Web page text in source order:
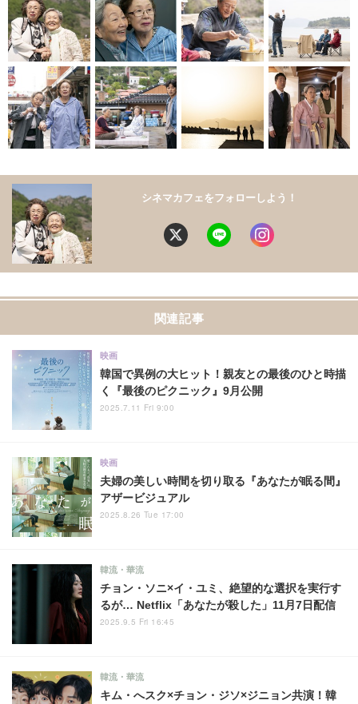
シネマカフェをフォローしよう！
関連記事
韓国で異例の大ヒット！親友との最後のひと時描
く『最後のピクニック』9月公開
映画
2025.7.11 Fri 9:00
夫婦の美しい時間を切り取る『あなたが眠る間』
アザービジュアル
映画
2025.8.26 Tue 17:00
チョン・ソニ×イ・ユミ、絶望的な選択を実行す
るが… Netflix「あなたが殺した」11月7日配信
韓流・華流
2025.9.5 Fri 16:45
キム・へスク×チョン・ジソ×ジニョン共演！韓
韓流・華流